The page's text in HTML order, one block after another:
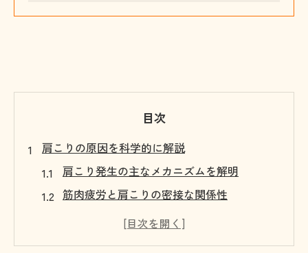
目次
肩こりの原因を科学的に解説
肩こり発生の主なメカニズムを解明
筋肉疲労と肩こりの密接な関係性
肩こりを引き起こす生活習慣の特徴